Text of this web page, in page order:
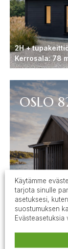
2H +
Kerrosala: 78
OH, K, 2 MH
Kerrosala: 96
OSLO
Käytämme
tarjota sinulle
asetuksesi,
suostumuksen
Evästeasetuksia